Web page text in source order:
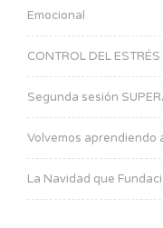
Emocional
CONTROL DEL
Segunda sesión
Volvemos aprendiendo
La Navidad que